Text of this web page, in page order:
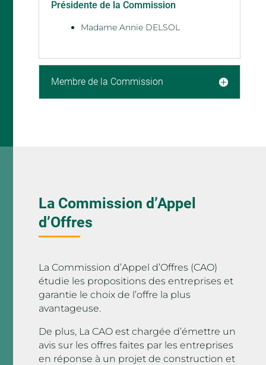
Présidente de la Commission
Madame Annie DELSOL
Membre de la Commission
La Commission d’Appel
d’Offres
La Commission d’Appel d’Offres (CAO)
étudie les propositions des entreprises et
garantie le choix de l’offre la plus
avantageuse.
De plus, La CAO est chargée d’émettre un
avis sur les offres faites par les entreprises
en réponse à un projet de construction et